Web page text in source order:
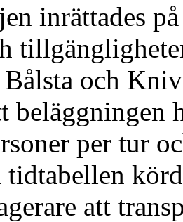
inrättades
och
per tur
tidtabellen
att